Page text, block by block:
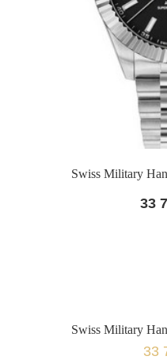
Swiss Military
33
Swiss Military
33